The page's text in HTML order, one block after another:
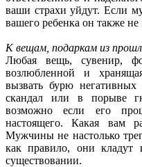
ваши страхи уйдут. Если
вашего ребенка он также не
К вещам, подаркам из
Любая вещь, сувенир,
возлюбленной и
вызвать бурю негативных
скандал или в порыве
возможно если его
настоящего. Какая вам
Мужчины не настолько
как правило, они
существовании.